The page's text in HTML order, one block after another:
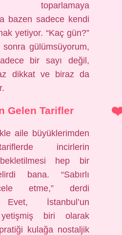
toparlamaya
bazen sadece kendi
yetiyor. “Kaç gün?”
gülümsüyorum,
bir sayı değil,
dikkat ve biraz da
Gelen Tarifler
aile büyüklerimden
incirlerin
bekletilmesi hep bir
bana. “Sabırlı
etme,” derdi
Evet, İstanbul’un
yetişmiş biri olarak
kulağa nostaljik